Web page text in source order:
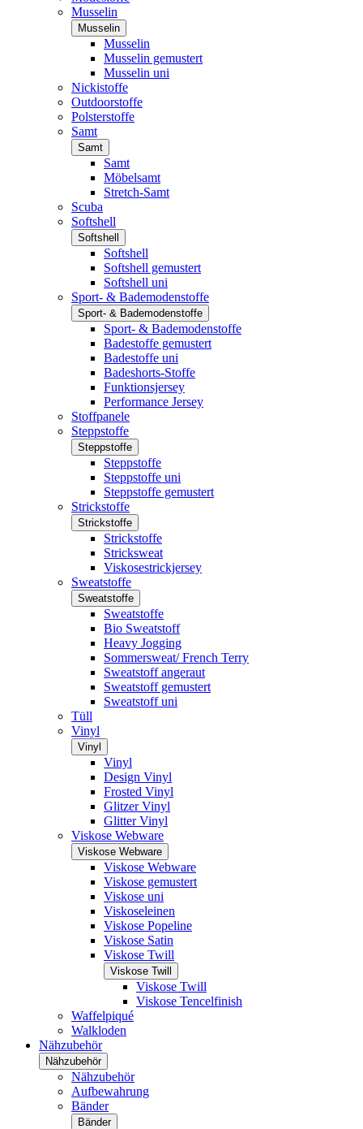
Musselin
Musselin
Musselin
Musselin gemustert
Musselin uni
Nickistoffe
Outdoorstoffe
Polsterstoffe
Samt
Samt
Samt
Möbelsamt
Stretch-Samt
Scuba
Softshell
Softshell
Softshell
Softshell gemustert
Softshell uni
Sport- & Bademodenstoffe
Sport- & Bademodenstoffe
Sport- & Bademodenstoffe
Badestoffe gemustert
Badestoffe uni
Badeshorts-Stoffe
Funktionsjersey
Performance Jersey
Stoffpanele
Steppstoffe
Steppstoffe
Steppstoffe
Steppstoffe uni
Steppstoffe gemustert
Strickstoffe
Strickstoffe
Strickstoffe
Stricksweat
Viskosestrickjersey
Sweatstoffe
Sweatstoffe
Sweatstoffe
Bio Sweatstoff
Heavy Jogging
Sommersweat/ French Terry
Sweatstoff angeraut
Sweatstoff gemustert
Sweatstoff uni
Tüll
Vinyl
Vinyl
Vinyl
Design Vinyl
Frosted Vinyl
Glitzer Vinyl
Glitter Vinyl
Viskose Webware
Viskose Webware
Viskose Webware
Viskose gemustert
Viskose uni
Viskoseleinen
Viskose Popeline
Viskose Satin
Viskose Twill
Viskose Twill
Viskose Twill
Viskose Tencelfinish
Waffelpiqué
Walkloden
Nähzubehör
Nähzubehör
Nähzubehör
Aufbewahrung
Bänder
Bänder